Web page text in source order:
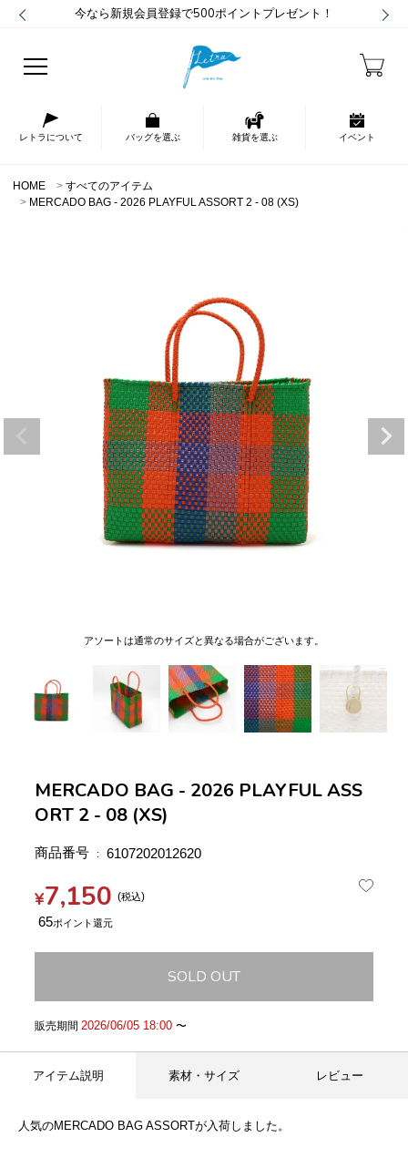
今なら新規会員登録で500ポイントプレゼント！
レトラについて バッグを選ぶ 雑貨を選ぶ イベント
HOME
すべてのアイテム
MERCADO BAG - 2026 PLAYFUL ASSORT 2 - 08 (XS)
アソートは通常のサイズと異なる場合がございます。
MERCADO BAG - 2026 PLAYFUL ASS
ORT 2 - 08 (XS)
商品番号 6107202012620
¥7,150 税込
65
SOLD OUT
販売期間 2026/06/05 18:00〜
アイテム説明 素材・サイズ レビュー
人気のMERCADO BAG ASSORTが入荷しました。